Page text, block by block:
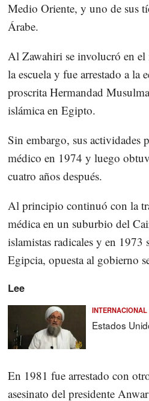
Medio Oriente, y uno de sus
Árabe.
Al Zawahiri se involucró en el
la escuela y fue arrestado a la
proscrita Hermandad
islámica en Egipto.
Sin embargo, sus actividades
médico en 1974 y luego
cuatro años después.
Al principio continuó con la
médica en un suburbio del
islamistas radicales y en
Egipcia, opuesta al gobierno
Lee
INTERNACIONAL
Estados
En 1981 fue arrestado con
asesinato del presidente